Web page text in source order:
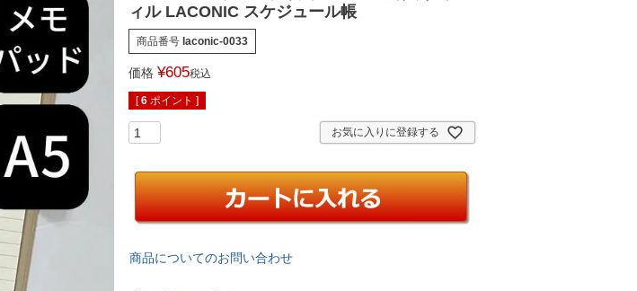
ィル LACONIC スケジュール帳
商品番号 laconic-0033
価格 ¥605税込
[6 ポイント ]
お気に入りに登録する
商品についてのお問い合わせ